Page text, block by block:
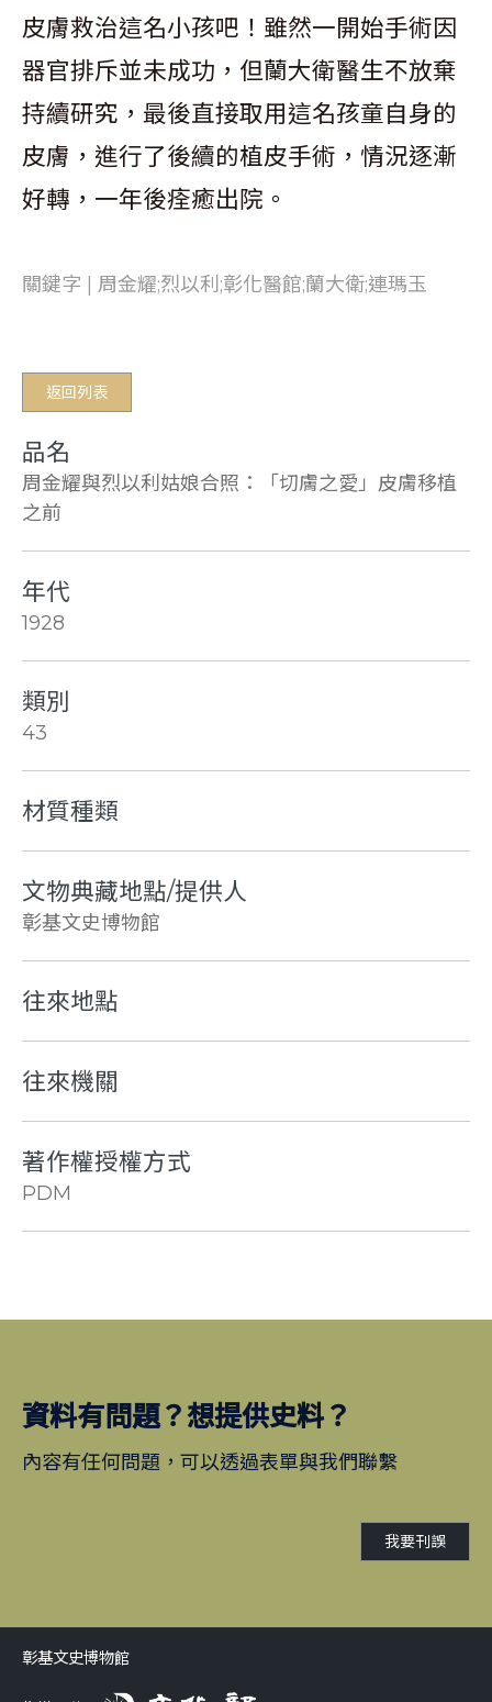
皮膚救治這名小孩吧！雖然一開始手術因
器官排斥並未成功，但蘭大衛醫生不放棄
持續研究，最後直接取用這名孩童自身的
皮膚，進行了後續的植皮手術，情況逐漸
好轉，一年後痊癒出院。
關鍵字 | 周金耀;烈以利;彰化醫館;蘭大衛;連瑪玉
返回列表
品名
周金耀與烈以利姑娘合照：「切膚之愛」皮膚移植
之前
年代
1928
類別
43
材質種類
文物典藏地點/提供人
彰基文史博物館
往來地點
往來機關
著作權授權方式
PDM
資料有問題？想提供史料？
內容有任何問題，可以透過表單與我們聯繫
我要刊誤
彰基文史博物館